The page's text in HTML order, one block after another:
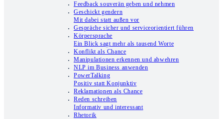
Feedback souverän geben und nehmen
Geschickt gendern
Mit dabei statt außen vor
Gespräche sicher und serviceorientiert führen
Körpersprache
Ein Blick sagt mehr als tausend Worte
Konflikt als Chance
Manipulationen erkennen und abwehren
NLP im Business anwenden
PowerTalking
Positiv statt Konjunktiv
Reklamationen als Chance
Reden schreiben
Informativ und interessant
Rhetorik